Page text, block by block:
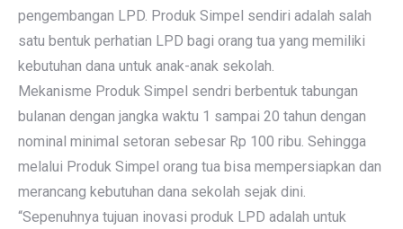
pengembangan LPD. Produk Simpel sendiri adalah salah
satu bentuk perhatian LPD bagi orang tua yang memiliki
kebutuhan dana untuk anak-anak sekolah.
Mekanisme Produk Simpel sendri berbentuk tabungan
bulanan dengan jangka waktu 1 sampai 20 tahun dengan
nominal minimal setoran sebesar Rp 100 ribu. Sehingga
melalui Produk Simpel orang tua bisa mempersiapkan dan
merancang kebutuhan dana sekolah sejak dini.
“Sepenuhnya tujuan inovasi produk LPD adalah untuk